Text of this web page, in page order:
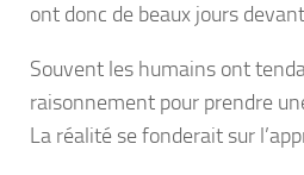
ont donc de beaux jours
Souvent les humains ont
raisonnement pour prendre
La réalité se fonderait sur